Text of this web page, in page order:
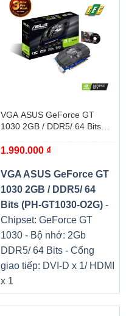
VGA ASUS GeForce GT
1030 2GB / DDR5/ 64 Bits
1.990.000 ₫
VGA ASUS GeForce GT
1030 2GB / DDR5/ 64
Bits (PH-GT1030-O2G)-
Chipset: GeForce GT
1030 - Bộ nhớ: 2Gb
DDR5/ 64 Bits - Cổng
giao tiếp: DVI-D x 1/ HDMI
x 1